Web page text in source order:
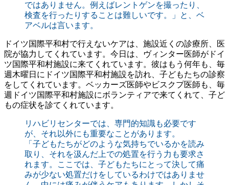
ではありません。例えばレントゲンを撮ったり、
検査を行ったりすることは難しいです。」と、ベ
アベルは言います。
ドイツ国際平和村で行えないケアは、施設近くの診療所、医
院が協力してくれています。今日は、ヴィンター医師がドイ
ツ国際平和村施設に来てくれています。彼はもう何年も、毎
週木曜日にドイツ国際平和村施設を訪れ、子どもたちの診察
をしてくれています。ベッカーズ医師やビスクプ医師も、毎
週ドイツ国際平和村施設にボランティアで来てくれて、子ど
もの症状を診てくれています。
リハビリセンターでは、専門的知識も必要です
が、それ以外にも重要なことがあります。
「子どもたちがどのような気持ちでいるかを読み
取り、それを汲んだ上での処置を行う力も要求さ
れます。ここでは、子どもたちにとって決して痛
みが少ない処置だけをしているわけではありませ